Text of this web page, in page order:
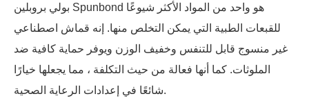
بولي بروبلين Spunbond هو واحد من المواد الأكثر شيوعًا
للقبعات الطبية التي يمكن التخلص منها. إنه قماش اصطناعي
غير منسوج قابل للتنفس وخفيف الوزن ويوفر حماية كافية ضد
الملوثات. كما أنها فعالة من حيث التكلفة ، مما يجعلها خيارًا
شائعًا في إعدادات الرعاية الصحية.